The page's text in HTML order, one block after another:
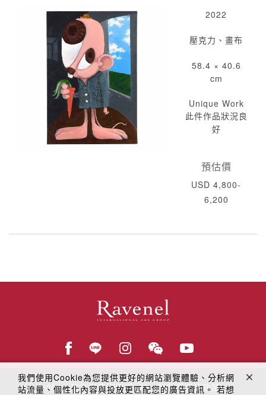
2022
壓克力、畫布
58.4 × 40.6
cm
Unique Work
此件作品狀況良
好
預估價
USD 4,800-
6,200
© 2018羅芙奧藝術集團 線上隱私權保護政策
我們使用Cookie為您提供更好的網站瀏覽體驗、分析網
站流量、個性化內容與投放更匹配您的廣告資訊。 若想